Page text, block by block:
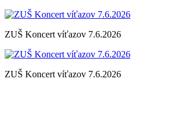
ZUŠ Koncert víťazov 7.6.2026
ZUŠ Koncert víťazov 7.6.2026